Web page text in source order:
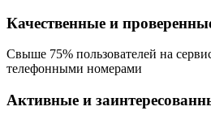
Качественные и
Свыше 75% пользователей на
телефонными номерами
Активные и